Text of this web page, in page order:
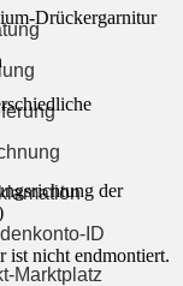
Drückergarnitur
der
ist nicht endmontiert.
ID
Marktplatz